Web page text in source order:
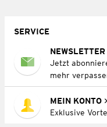
SERVICE
NEWSLETTER
Jetzt
mehr
MEIN KONTO
Exklusive